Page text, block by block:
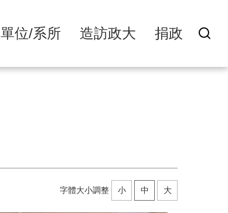
單位/系所 造訪政大 捐政
字體大小調整 小 中 大